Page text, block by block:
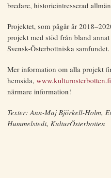
bredare, historieintresserad
Projektet, som pågår år
projekt med stöd från bland
Svensk-Österbottniska samfundet.
Mer information om alla projekt
hemsida, www.kulturosterbotten.fi
närmare information!
Texter: Ann-Maj Björkell-Holm,
Hummelstedt, KulturÖsterbotten